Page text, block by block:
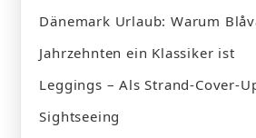
Dänemark Urlaub: Warum
Jahrzehnten ein Klassiker ist
Leggings – Als Strand-Cover-
Sightseeing